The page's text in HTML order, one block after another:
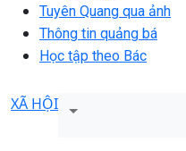
Tuyên Quang qua ảnh
Thông tin quảng bá
Học tập theo Bác
XÃ HỘI